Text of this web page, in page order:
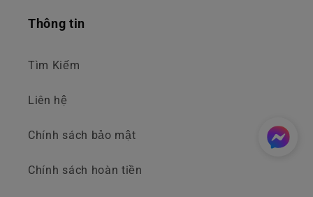
Thông tin
Tìm Kiếm
Liên hệ
Chính sách bảo mật
Chính sách hoàn tiền